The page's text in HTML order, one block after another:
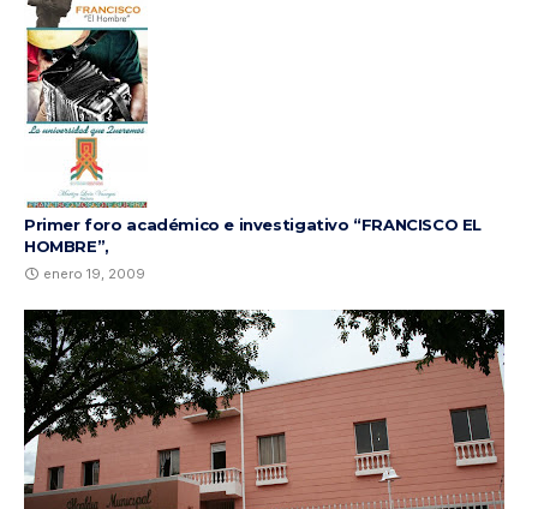
Primer foro académico e investigativo “FRANCISCO EL
HOMBRE”,
enero 19, 2009